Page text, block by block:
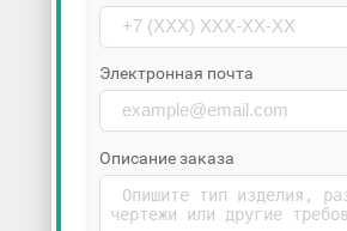
Электронная почта
Описание заказа